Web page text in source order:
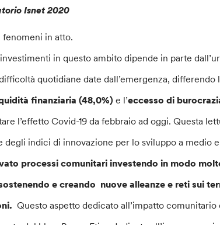
Isnet 2020
in atto.
in questo ambito dipende in parte
quotidiane date dall’emergenza,
finanziaria (48,0%) e l’eccesso di
l’effetto Covid-19 da febbraio ad oggi. Questa
degli indici di innovazione per lo sviluppo a medio
processi comunitari investendo in modo
e creando nuove alleanze e reti sui
Questo aspetto dedicato all’impatto